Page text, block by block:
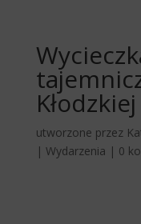
Kłodzkiej
utworzone przez
| Wydarzenia | 0